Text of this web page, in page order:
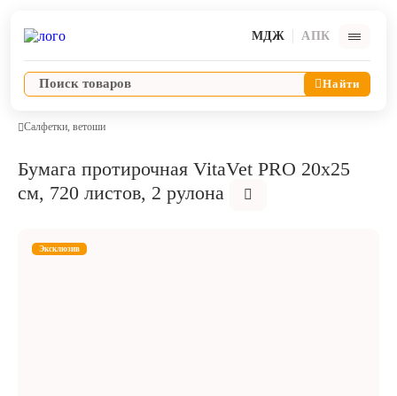
МДЖ АПК
Найти
Ветпрепараты
Салфетки, ветоши
Бумага протирочная VitaVet PRO 20х25
см, 720 листов, 2 рулона
Эксклюзив